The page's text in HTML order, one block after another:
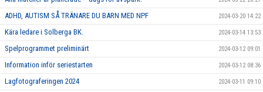
ADHD, AUTISM SÅ TRÄNARE DU BARN MED NPF 2024-03-20 14:22
Kära ledare i Solberga BK. 2024-03-14 13:53
Spelprogrammet preliminärt 2024-03-12 09:01
Information inför seriestarten 2024-03-12 08:36
Lagfotograferingen 2024 2024-03-11 09:10